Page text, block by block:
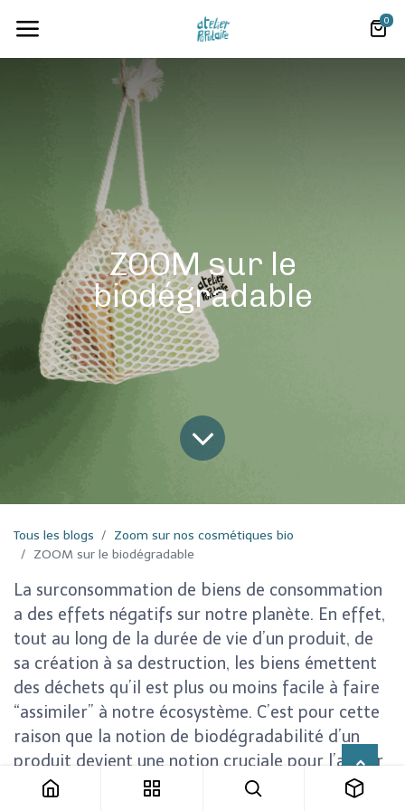
0
ZOOM sur le
biodégradable
Tous les blogs
Zoom sur nos cosmétiques bio
ZOOM sur le biodégradable
La surconsommation de biens de consommation
a des effets négatifs sur notre planète. En effet,
tout au long de la durée de vie d’un produit, de
sa création à sa destruction, les biens émettent
des déchets qu’il est plus ou moins facile à faire
“assimiler” à notre écosystème. C’est pour cette
raison que la notion de biodégradabilité d’un
produit devient une notion cruciale pour l’avenir
de notre planète.